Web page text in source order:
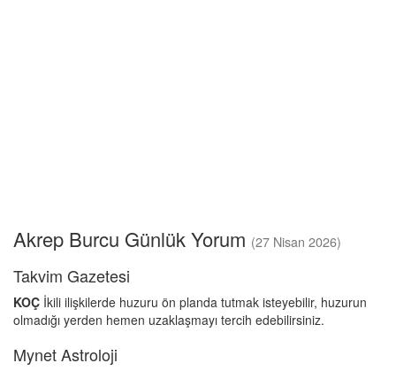
Akrep Burcu Günlük Yorum (27 Nisan 2026)
Takvim Gazetesi
KOÇ İkili ilişkilerde huzuru ön planda tutmak isteyebilir, huzurun
olmadığı yerden hemen uzaklaşmayı tercih edebilirsiniz.
Mynet Astroloji